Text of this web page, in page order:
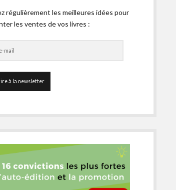
régulièrement les meilleures idées pour
les ventes de vos livres :